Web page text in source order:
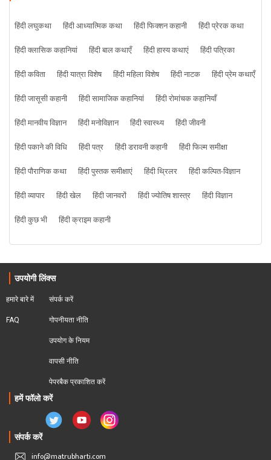
हिंदी लघुकथा हिंदी आध्यात्मिक कथा हिंदी फिक्शन कहानी
हिंदी प्रेरक कथा
हिंदी क्लासिक कहानियां
हिंदी बाल कथाएँ हिंदी हास्य कथाएं
हिंदी पत्रिका
हिंदी कविता
हिंदी यात्रा विशेष हिंदी महिला विशेष हिंदी नाटक
हिंदी प्रेम कथाएँ
हिंदी जासूसी कहानी
हिंदी सामाजिक कहानियां
हिंदी रोमांचक कहानियाँ
हिंदी मानवीय विज्ञान
हिंदी मनोविज्ञान हिंदी स्वास्थ्य
हिंदी जीवनी
हिंदी पकाने की विधि
हिंदी पत्र हिंदी डरावनी कहानी
हिंदी फिल्म समीक्षा
हिंदी पौराणिक कथा
हिंदी पुस्तक समीक्षाएं हिंदी थ्रिलर
हिंदी कल्पित-विज्ञान
हिंदी व्यापार
हिंदी खेल हिंदी जानवरों हिंदी ज्योतिष शास्त्र
हिंदी विज्ञान
हिंदी कुछ भी
हिंदी क्राइम कहानी
उपयोगी लिंक्स
हमारे बारे में
FAQ
संपर्क करें
गोपनीयता नीति
उपयोग के नियम
वापसी नीति
पेपरबैक प्रकाशित करें
हमें फॉलो करें
संपर्क करें
info@matrubharti.com